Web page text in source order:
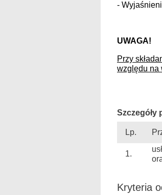
-
UWAGA!
Przy
względu na
Szczegóły
Lp.
1.
Kryteria